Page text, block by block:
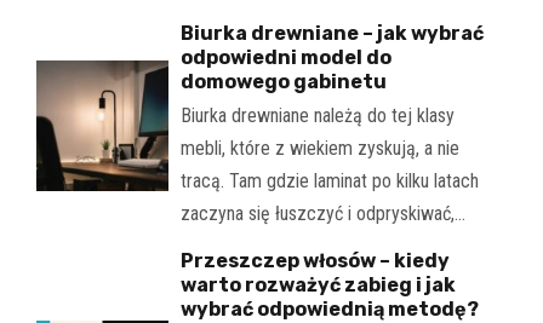
Biurka drewniane – jak wybrać
odpowiedni model do
domowego gabinetu
Biurka drewniane należą do tej klasy
mebli, które z wiekiem zyskują, a nie
tracą. Tam gdzie laminat po kilku latach
zaczyna się łuszczyć i odpryskiwać,…
Przeszczep włosów – kiedy
warto rozważyć zabieg i jak
wybrać odpowiednią metodę?